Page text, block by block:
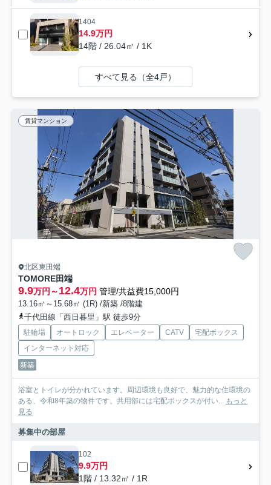
1404
14.9万円
14階 / 26.04㎡ / 1K
すべて見る（全4戸）
賃貸マンション
北区東田端
TOMORE田端
9.9万円～12.4万円 管理/共益費15,000円
13.16㎡～15.68㎡ (1R) /新築 /8階建
千代田線「西日暮里」駅 徒歩9分
駐輪場 オートロック エレベーター CATV
宅配ボックス
インターネット対応
新築
浴室とトイレが分かれています。周辺環境も良好で、魅力的な住環境の
ある、令和8年築の物件です。共用部には宅配ボックスが付い... もっと
見る
募集中の部屋
102
9.9万円
1階 / 13.32㎡ / 1R